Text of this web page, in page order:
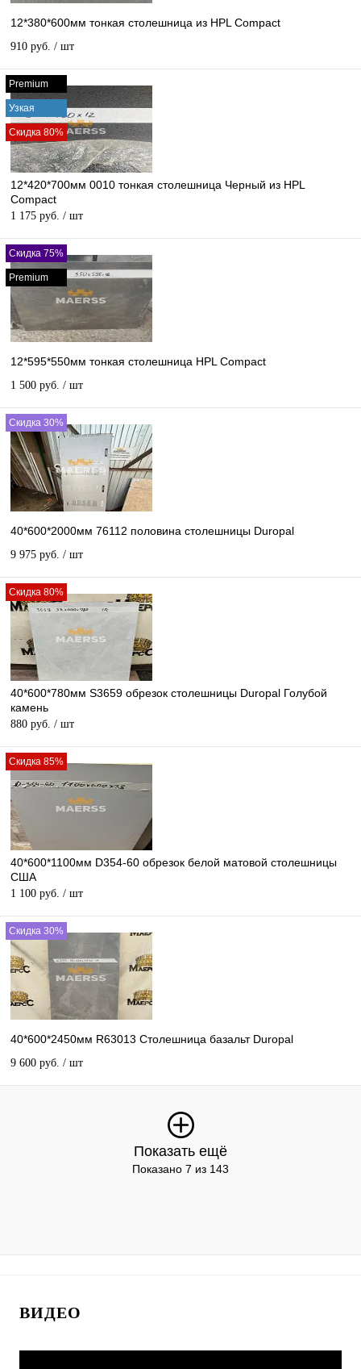
12*380*600мм тонкая столешница из HPL Compact
910 руб. / шт
Premium
Узкая
Скидка 80%
12*420*700мм 0010 тонкая столешница Черный из HPL
Compact
1 175 руб. / шт
Скидка 75%
Premium
12*595*550мм тонкая столешница HPL Compact
1 500 руб. / шт
Скидка 30%
40*600*2000мм 76112 половина столешницы Duropal
9 975 руб. / шт
Скидка 80%
40*600*780мм S3659 обрезок столешницы Duropal Голубой
камень
880 руб. / шт
Скидка 85%
40*600*1100мм D354-60 обрезок белой матовой столешницы
США
1 100 руб. / шт
Скидка 30%
40*600*2450мм R63013 Столешница базальт Duropal
9 600 руб. / шт
Показать ещё
Показано 7 из 143
ВИДЕО